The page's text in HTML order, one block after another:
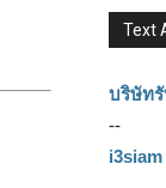
Text
บริษัท
--
i3siam